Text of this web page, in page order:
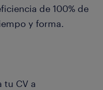
de 100% de
y forma.
tu CV a